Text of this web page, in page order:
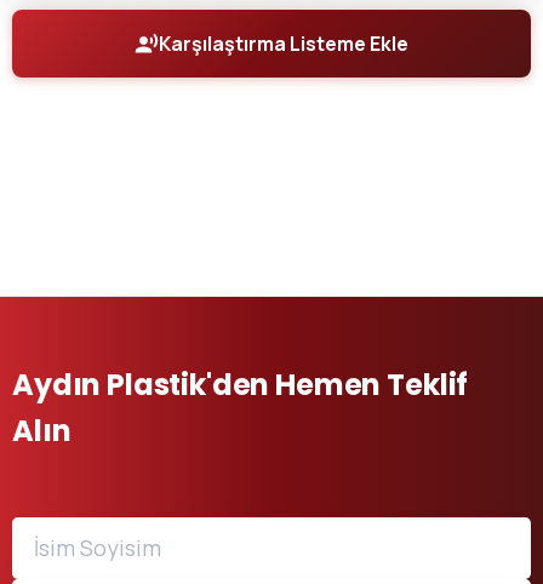
Karşılaştırma Listeme Ekle
Aydın Plastik'den Hemen Teklif
Alın